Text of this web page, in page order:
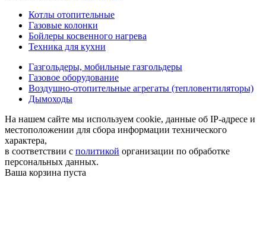
Котлы отопительные
Газовые колонки
Бойлеры косвенного нагрева
Техника для кухни
Газгольдеры, мобильные газгольдеры
Газовое оборудование
Воздушно-отопительные агрегаты (тепловентиляторы)
Дымоходы
На нашем сайте мы используем cookie, данные об IP-адресе и
местоположении для сбора информации технического
характера,
в соответствии с политикой организации по обработке
персональных данных.
Ваша корзина пуста